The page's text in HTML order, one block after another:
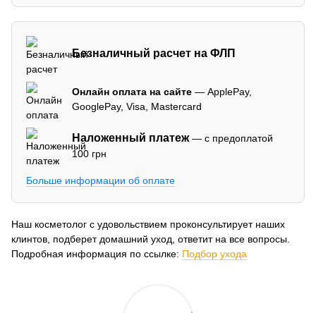
Безналичный расчет на ФЛП
Онлайн оплата на сайте — ApplePay,
GooglePay, Visa, Mastercard
Наложенный платеж— с предоплатой
100 грн
Больше информации об оплате
Наш косметолог с удовольствием проконсультирует наших
клинтов, подберет домашний уход, ответит на все вопросы.
Подробная информация по ссылке: Подбор ухода